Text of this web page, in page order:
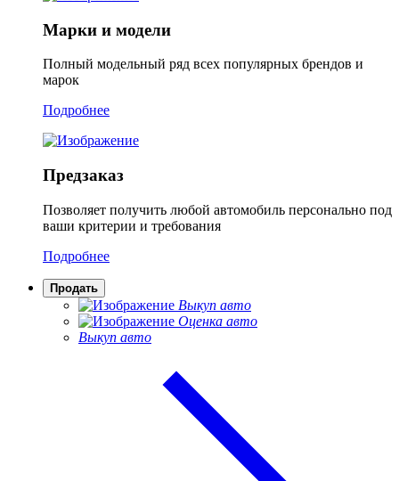
Марки и модели
Полный модельный ряд всех популярных брендов и
марок
Подробнее
Предзаказ
Позволяет получить любой автомобиль персонально под
ваши критерии и требования
Подробнее
Продать
Выкуп авто
Оценка авто
Выкуп авто